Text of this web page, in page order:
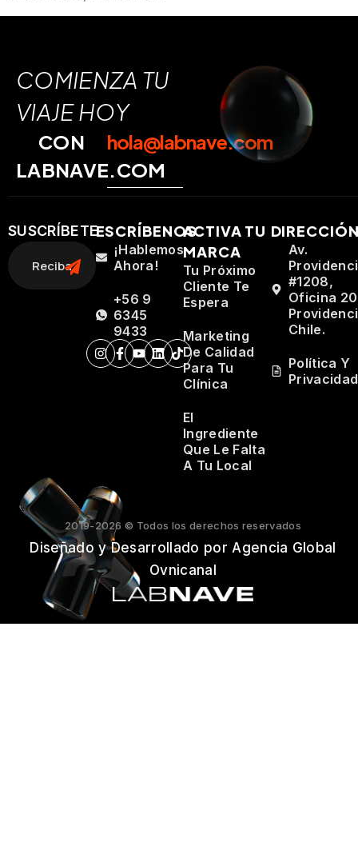
COMIENZA TU
VIAJE HOY
CON
LABNAVE.COM
hola@labnave.com
SUSCRÍBETEESCRÍBENOS
¡Hablemos
Ahora!
+56 9
6345
9433
ACTIVA TU
MARCA
Tu Próximo
Cliente Te
Espera
Marketing
De Calidad
Para Tu
Clínica
El
Ingrediente
Que Le Falta
A Tu Local
Av.
#1208,
Oficina
Chile.
Política Y
Privacidad
2019-2026 © Todos los derechos reservados
Diseñado y Desarrollado por Agencia Global
Ovnicanal